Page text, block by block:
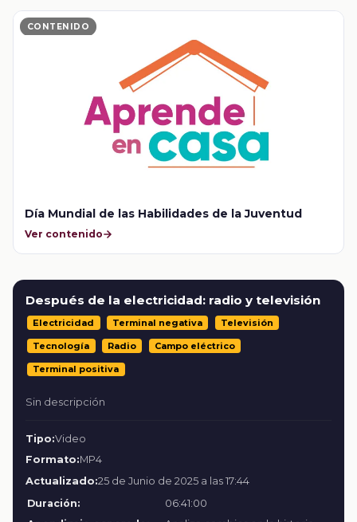
CONTENIDO
Día Mundial de las Habilidades de la Juventud
Ver contenido
Después de la electricidad: radio y televisión
Electricidad Terminal negativa Televisión
Tecnología Radio Campo eléctrico
Terminal positiva
Sin descripción
Tipo:Video
Formato:MP4
Actualizado:25 de Junio de 2025 a las 17:44
Duración:
06:41:00